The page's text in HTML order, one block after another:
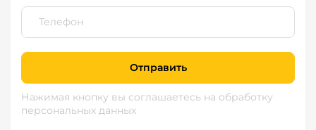
Отправить
Нажимая кнопку вы соглашаетесь на обработку
персональных данных